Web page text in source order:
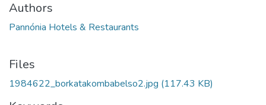
Authors
Pannónia Hotels & Restaurants
Files
1984622_borkatakombabelso2.jpg (117.43 KB)